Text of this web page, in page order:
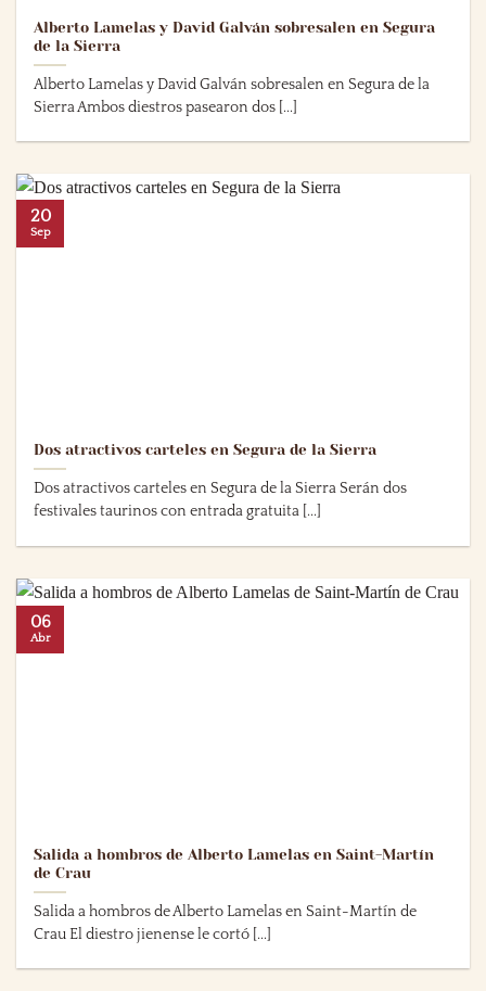
Alberto Lamelas y David Galván sobresalen en Segura
de la Sierra
Alberto Lamelas y David Galván sobresalen en Segura de la
Sierra Ambos diestros pasearon dos [...]
Dos atractivos carteles en Segura de la Sierra
Dos atractivos carteles en Segura de la Sierra Serán dos
festivales taurinos con entrada gratuita [...]
20
Sep
Salida a hombros de Alberto Lamelas en Saint-Martín
de Crau
Salida a hombros de Alberto Lamelas en Saint-Martín de
Crau El diestro jienense le cortó [...]
06
Abr